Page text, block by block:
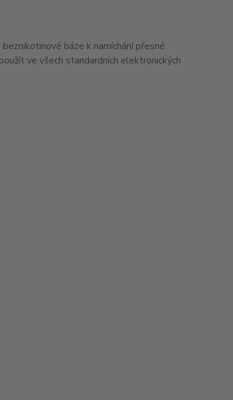
báze k namíchání přesné
ve všech standardních elektronických